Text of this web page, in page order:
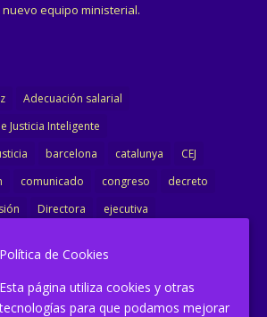
equipo ministerial.
Adecuación salarial
Justicia Inteligente
barcelona catalunya
CEJ
comunicado congreso
decreto
Directora
ejecutiva
Jurisprudencia
LAJ letrados
Marta Urbano
Política de Cookies
Esta página utiliza cookies y otras
tecnologías para que podamos mejorar